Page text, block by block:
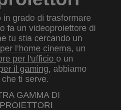
in grado di trasformare
fa un videoproiettore di
tu stia cercando un
l’home cinema, un
per l'ufficio o un
il gaming, abbiamo
ti serve.
GAMMA DI